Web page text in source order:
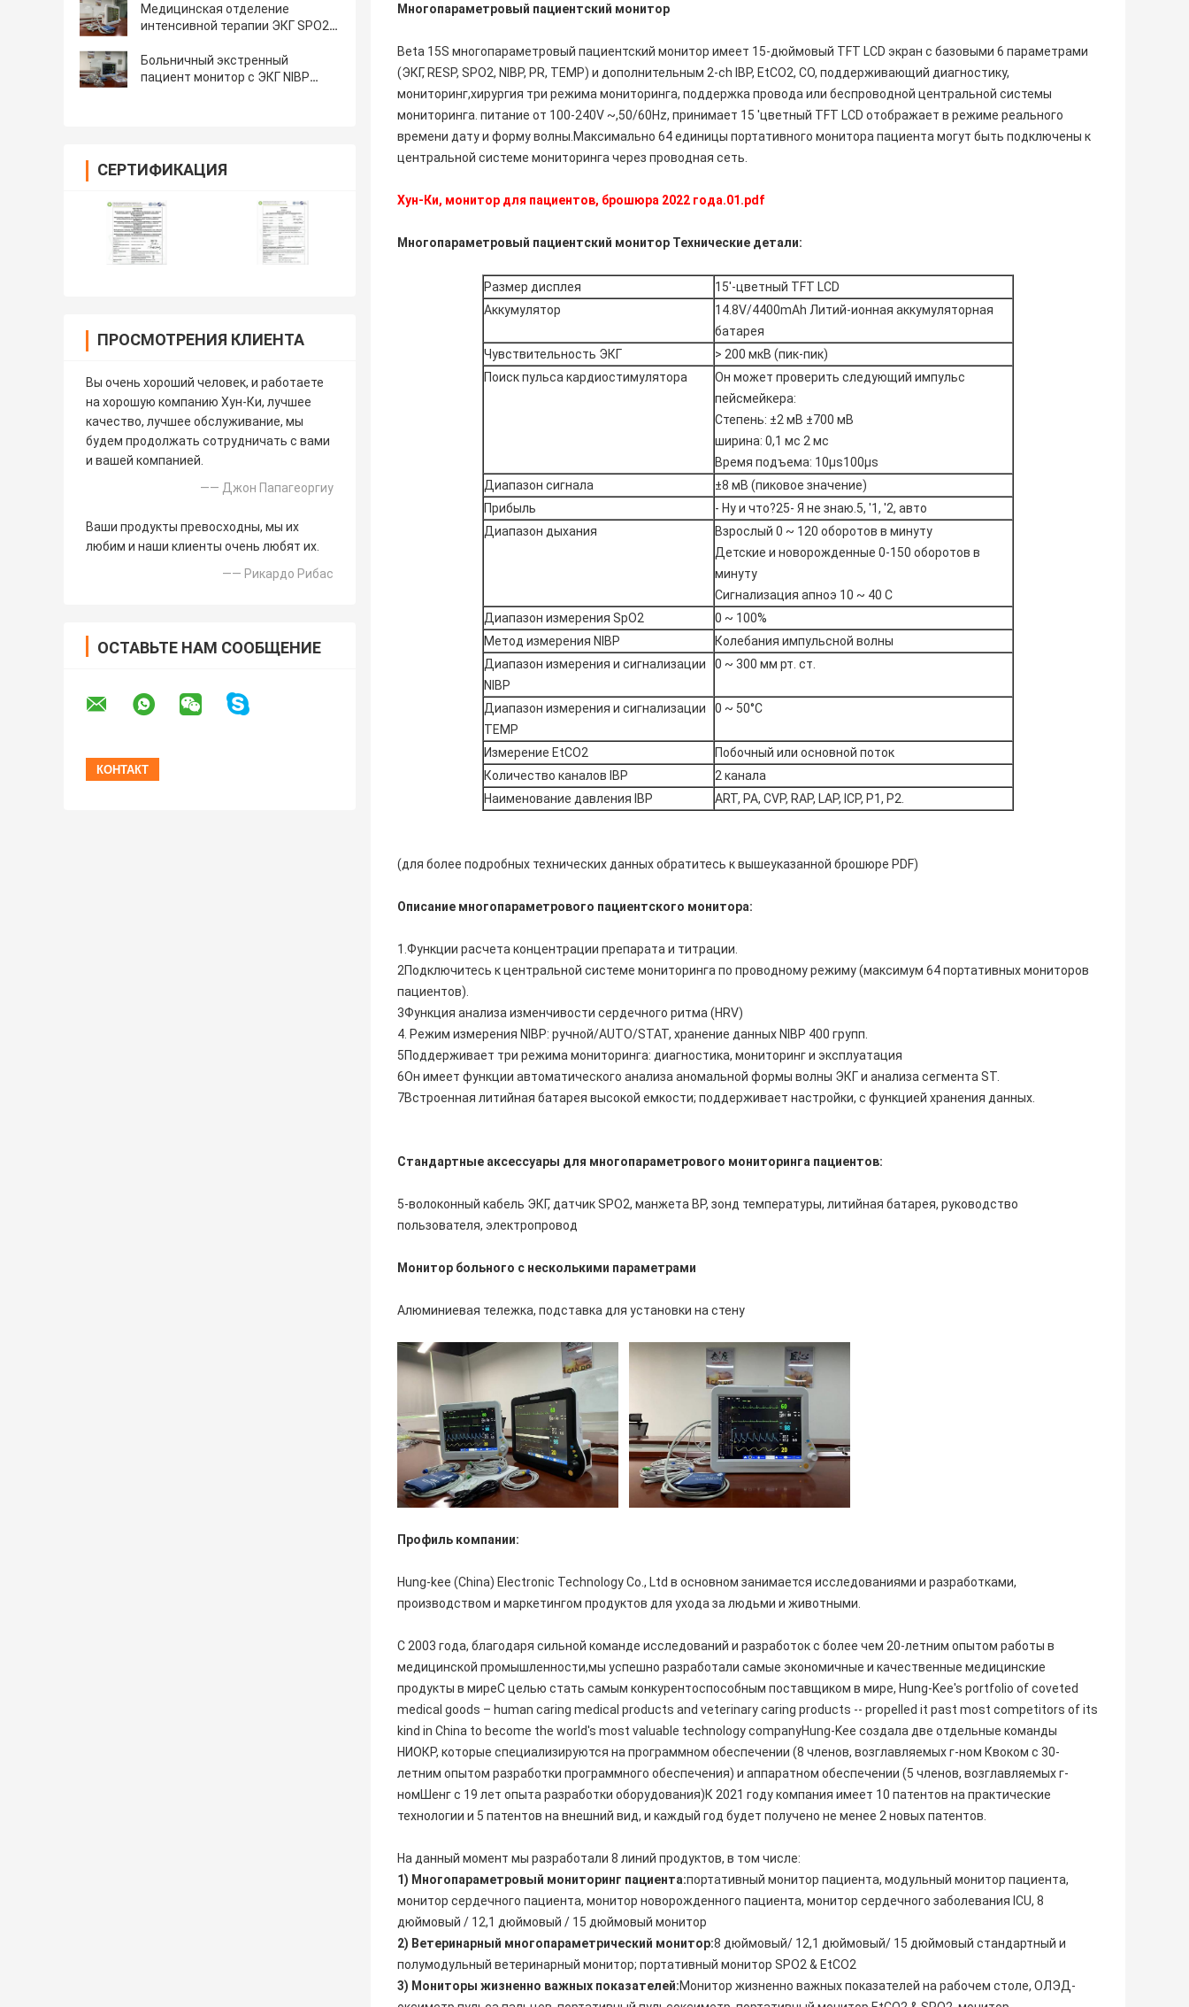
педиатров
Медицинская отделение
интенсивной терапии ЭКГ SPO2 и
для больницы
Больничный экстренный
пациент монитор с ЭКГ NIBP
СЕРТИФИКАЦИЯ
ПРОСМОТРЕНИЯ КЛИЕНТА
Вы очень хороший человек, и работаете
на хорошую компанию Хун-Ки, лучшее
качество, лучшее обслуживание, мы
будем продолжать сотрудничать с вами
и вашей компанией.
—— Джон Папагеоргиу
Ваши продукты превосходны, мы их
любим и наши клиенты очень любят их.
—— Рикардо Рибас
ОСТАВЬТЕ НАМ СООБЩЕНИЕ
Многопараметровый пациентский монитор
Beta 15S многопараметровый пациентский монитор имеет 15-дюймовый TFT LCD экран с базовыми 6 параметрами
(ЭКГ, RESP, SPO2, NIBP, PR, TEMP) и дополнительным 2-ch IBP, EtCO2, CO, поддерживающий диагностику,
мониторинг,хирургия три режима мониторинга, поддержка провода или беспроводной центральной системы
мониторинга. питание от 100-240V ~,50/60Hz, принимает 15 'цветный TFT LCD отображает в режиме реального
времени дату и форму волны.Максимально 64 единицы портативного монитора пациента могут быть подключены к
центральной системе мониторинга через проводная сеть.
Хун-Ки, монитор для пациентов, брошюра 2022 года.01.pdf
Многопараметровый пациентский монитор Технические детали:
Размер дисплея
15'-цветный TFT LCD
Аккумулятор
14.8V/4400mAh Литий-ионная аккумуляторная
батарея
Чувствительность ЭКГ
> 200 мкВ (пик-пик)
Поиск пульса кардиостимулятора
Он может проверить следующий импульс
пейсмейкера:
Степень: ±2 мВ ±700 мВ
ширина: 0,1 мс 2 мс
Время подъема: 10μs100μs
Диапазон сигнала
±8 мВ (пиковое значение)
Прибыль
- Ну и что?25- Я не знаю.5, '1, '2, авто
Диапазон дыхания
Взрослый 0 ~ 120 оборотов в минуту
Детские и новорожденные 0-150 оборотов в
минуту
Сигнализация апноэ 10 ~ 40 С
Диапазон измерения SpO2
0 ~ 100%
Метод измерения NIBP
Колебания импульсной волны
Диапазон измерения и сигнализации
NIBP
0 ~ 300 мм рт. ст.
Диапазон измерения и сигнализации
TEMP
0 ~ 50°C
Измерение EtCO2
Побочный или основной поток
Количество каналов IBP
2 канала
Наименование давления IBP
ART, PA, CVP, RAP, LAP, ICP, P1, P2.
(для более подробных технических данных обратитесь к вышеуказанной брошюре PDF)
Описание многопараметрового пациентского монитора:
1.Функции расчета концентрации препарата и титрации.
2Подключитесь к центральной системе мониторинга по проводному режиму (максимум 64 портативных мониторов
пациентов).
3Функция анализа изменчивости сердечного ритма (HRV)
4. Режим измерения NIBP: ручной/AUTO/STAT, хранение данных NIBP 400 групп.
5Поддерживает три режима мониторинга: диагностика, мониторинг и эксплуатация
6Он имеет функции автоматического анализа аномальной формы волны ЭКГ и анализа сегмента ST.
7Встроенная литийная батарея высокой емкости; поддерживает настройки, с функцией хранения данных.
Стандартные аксессуары для многопараметрового мониторинга пациентов:
5-волоконный кабель ЭКГ, датчик SPO2, манжета BP, зонд температуры, литийная батарея, руководство
пользователя, электропровод
Монитор больного с несколькими параметрами
Алюминиевая тележка, подставка для установки на стену
Профиль компании:
Hung-kee (China) Electronic Technology Co., Ltd в основном занимается исследованиями и разработками,
производством и маркетингом продуктов для ухода за людьми и животными.
С 2003 года, благодаря сильной команде исследований и разработок с более чем 20-летним опытом работы в
медицинской промышленности,мы успешно разработали самые экономичные и качественные медицинские
продукты в миреС целью стать самым конкурентоспособным поставщиком в мире, Hung-Kee's portfolio of coveted
medical goods – human caring medical products and veterinary caring products -- propelled it past most competitors of its
kind in China to become the world's most valuable technology companyHung-Kee создала две отдельные команды
НИОКР, которые специализируются на программном обеспечении (8 членов, возглавляемых г-ном Квоком с 30-
летним опытом разработки программного обеспечения) и аппаратном обеспечении (5 членов, возглавляемых г-
номШенг с 19 лет опыта разработки оборудования)К 2021 году компания имеет 10 патентов на практические
технологии и 5 патентов на внешний вид, и каждый год будет получено не менее 2 новых патентов.
На данный момент мы разработали 8 линий продуктов, в том числе:
1) Многопараметровый мониторинг пациента:портативный монитор пациента, модульный монитор пациента,
монитор сердечного пациента, монитор новорожденного пациента, монитор сердечного заболевания ICU, 8
дюймовый / 12,1 дюймовый / 15 дюймовый монитор
2) Ветеринарный многопараметрический монитор:8 дюймовый/ 12,1 дюймовый/ 15 дюймовый стандартный и
полумодульный ветеринарный монитор; портативный монитор SPO2 & EtCO2
3) Мониторы жизненно важных показателей:Монитор жизненно важных показателей на рабочем столе, ОЛЭД-